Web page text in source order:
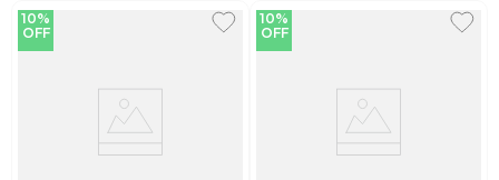
10%
OFF
10%
OFF